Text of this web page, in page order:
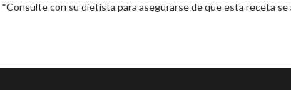
*Consulte con su dietista para asegurarse de que esta receta